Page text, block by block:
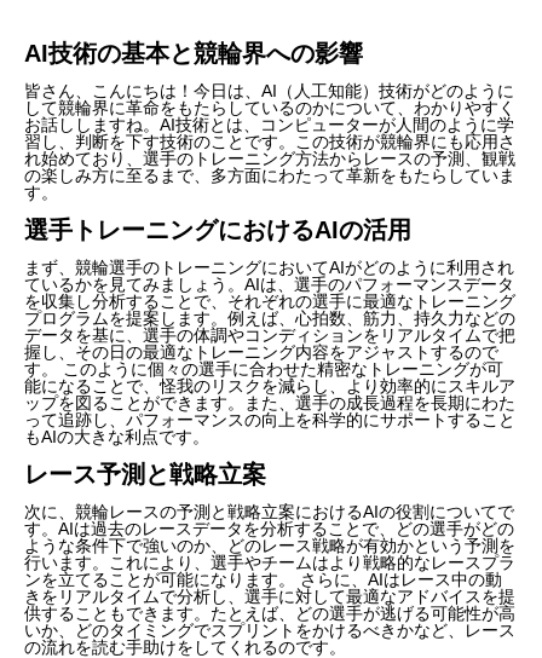
AI技術の基本と競輪界への影響
皆さん、こんにちは！今日は、AI（人工知能）技術がどのように
して競輪界に革命をもたらしているのかについて、わかりやすく
お話ししますね。AI技術とは、コンピューターが人間のように学
習し、判断を下す技術のことです。この技術が競輪界にも応用さ
れ始めており、選手のトレーニング方法からレースの予測、観戦
の楽しみ方に至るまで、多方面にわたって革新をもたらしていま
す。
選手トレーニングにおけるAIの活用
まず、競輪選手のトレーニングにおいてAIがどのように利用され
ているかを見てみましょう。AIは、選手のパフォーマンスデータ
を収集し分析することで、それぞれの選手に最適なトレーニング
プログラムを提案します。例えば、心拍数、筋力、持久力などの
データを基に、選手の体調やコンディションをリアルタイムで把
握し、その日の最適なトレーニング内容をアジャストするので
す。 このように個々の選手に合わせた精密なトレーニングが可
能になることで、怪我のリスクを減らし、より効率的にスキルア
ップを図ることができます。また、選手の成長過程を長期にわた
って追跡し、パフォーマンスの向上を科学的にサポートすること
もAIの大きな利点です。
レース予測と戦略立案
次に、競輪レースの予測と戦略立案におけるAIの役割についてで
す。AIは過去のレースデータを分析することで、どの選手がどの
ような条件下で強いのか、どのレース戦略が有効かという予測を
行います。これにより、選手やチームはより戦略的なレースプラ
ンを立てることが可能になります。 さらに、AIはレース中の動
きをリアルタイムで分析し、選手に対して最適なアドバイスを提
供することもできます。たとえば、どの選手が逃げる可能性が高
いか、どのタイミングでスプリントをかけるべきかなど、レース
の流れを読む手助けをしてくれるのです。